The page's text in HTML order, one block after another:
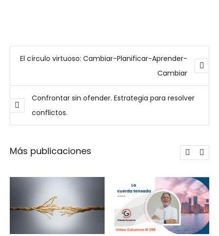
El círculo virtuoso: Cambiar-Planificar-Aprender-
Cambiar
Confrontar sin ofender. Estrategia para resolver
conflictos.
Más publicaciones